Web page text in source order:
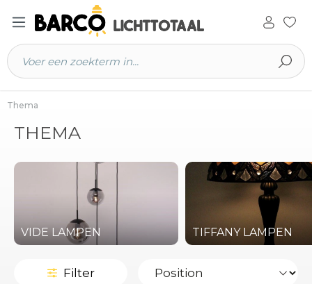
hoofdinhoud
Thema
THEMA
VIDE LAMPEN TIFFANY LAMPEN
Filter